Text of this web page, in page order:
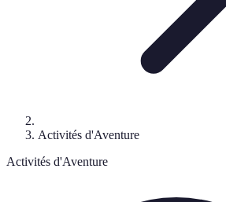
Activités d'Aventure
Activités d'Aventure